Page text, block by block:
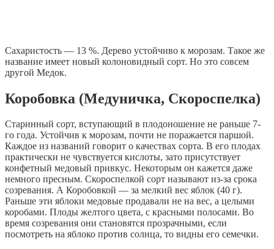
Сахаристость — 13 %. Дерево устойчиво к морозам. Такое же
название имеет новый колоновидный сорт. Но это совсем
другой Медок.
Коробовка (Медуничка, Скороспелка)
Старинный сорт, вступающий в плодоношение не раньше 7-
го года. Устойчив к морозам, почти не поражается паршой.
Каждое из названий говорит о качествах сорта. В его плодах
практически не чувствуется кислоты, зато присутствует
конфетный медовый привкус. Некоторым он кажется даже
немного пресным. Скороспелкой сорт называют из-за срока
созревания. А Коробовкой — за мелкий вес яблок (40 г).
Раньше эти яблоки медовые продавали не на вес, а целыми
коробами. Плоды желтого цвета, с красными полосами. Во
время созревания они становятся прозрачными, если
посмотреть на яблоко против солнца, то видны его семечки.